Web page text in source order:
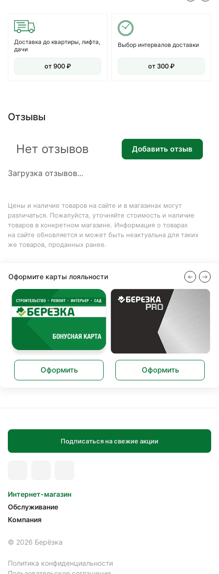
Доставка до квартиры, лифта,
дачи
от 900 ₽
Выбор интервалов доставки
от 300 ₽
Отзывы
Загрузка отзывов...
Нет отзывов Добавить отзыв
Цены и наличие товаров на сайте и в магазинах могут
различаться. Пожалуйста, уточняйте стоимость и наличие
товаров в конкретном магазине. Информация о товарах
на сайте обновляется и может быть неактуальна для таких
же товаров, проданных ранее.
Оформите карты лояльности
Оформить Оформить
Подписаться на свежие акции
Интернет-магазин
Обслуживание
Компания
© 2026 Берёзка
Политика конфиденциальности